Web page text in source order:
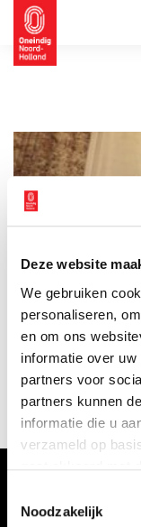
Deze website
We gebruiken
personaliseren,
en om ons
informatie over
partners voor
partners kunnen
informatie die u
verzameld op
Noodzakelijk
De eerste dag van
onderzoekers,
deze dag, ook wel
heel Nederland
die tot dan toe niet
1 min
VERHALEN